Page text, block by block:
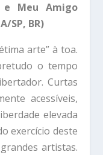
e Meu Amigo
SP, BR)
arte” à toa.
o tempo
Curtas
acessíveis,
elevada
exercício deste
artistas.